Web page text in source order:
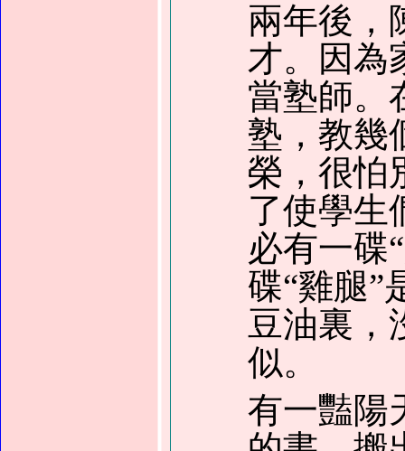
兩年後，
才。因為
當塾師。
塾，教幾
榮，很怕
了使學生
必有一碟
碟“雞腿”
豆油裏，
似。
有一豔陽